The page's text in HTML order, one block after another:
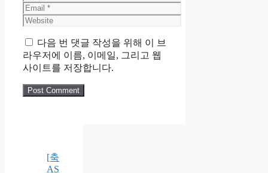
Email
Website
다음 번 댓글 작성을 위해 이 브
라우저에 이름, 이메일, 그리고 웹
사이트를 저장합니다.
[축
AS